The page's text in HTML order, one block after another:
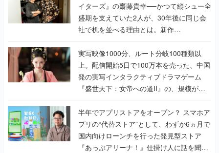
イターズ』の齋藤貴幸──かつて縦シュー全
盛期を支えていた2人が、30年後に同じ会
社で机を並べる理由とは。新作
『TATSUJIN EXTREME』で初タッグを組
んだレジェンド2人に訊く開発秘話
実写映像1000分、ルート分岐100種類以
上。配信開始5日で100万本を売った、中国
発の実写インタラクティブドラマゲーム
『盛世天下：女帝への道II』の、規模が違
うこだわりをプロデューサーに聞いた
半年でアプリストアをオープン？ スマホア
プリの“代替ストア”として、わずか6ヵ月で
国内向けローンチを行った発見型ストア
『あっぷアリーナ！』仕掛け人に話を聞い